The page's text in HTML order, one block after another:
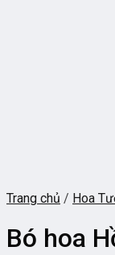
Trang chủ / Hoa
Bó hoa